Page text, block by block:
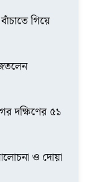
গিয়ে
দক্ষিণের ৫১
ও দোয়া